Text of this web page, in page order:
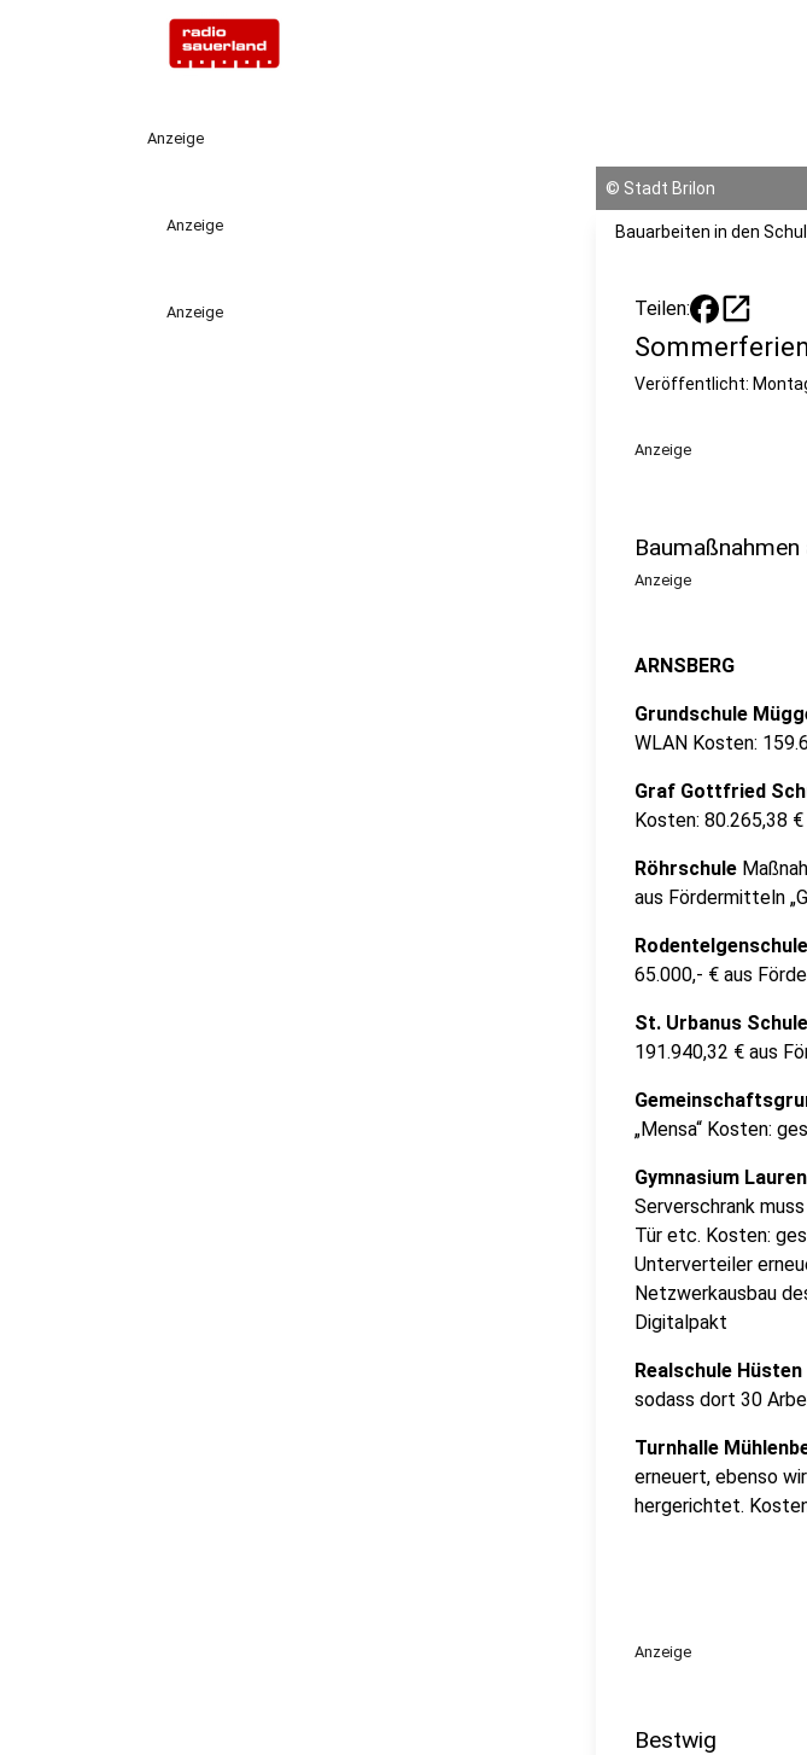
Anzeige
Anzeige
Anzeige
© Stadt Brilon
Bauarbeiten in den
Teilen: open_in_new
Veröffentlicht:
Anzeige
Anzeige
ARNSBERG
Grundschule
WLAN Kosten:
Graf Gottfried
Kosten: 80.265,38
Röhrschule
aus Fördermitteln
Rodentelgenschule
65.000,- € aus
St. Urbanus Schule
191.940,32 € aus
„Mensa“ Kosten:
Gymnasium
Serverschrank
Tür etc. Kosten:
Unterverteiler
Netzwerkausbau
Digitalpakt
Realschule Hüsten
sodass dort 30
Turnhalle
erneuert, ebenso
hergerichtet.
Anzeige
Bestwig